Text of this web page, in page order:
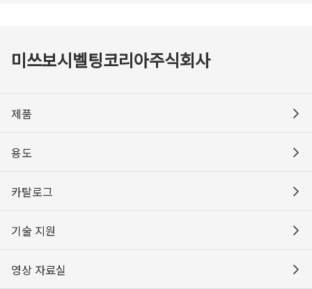
미쓰보시벨팅코리아주식회사
제품
용도
카탈로그
기술 지원
영상 자료실